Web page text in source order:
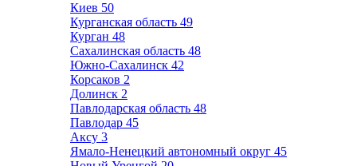
Киев 50
Курганская область 49
Курган 48
Сахалинская область 48
Южно-Сахалинск 42
Корсаков 2
Долинск 2
Павлодарская область 48
Павлодар 45
Аксу 3
Ямало-Ненецкий автономный округ 45